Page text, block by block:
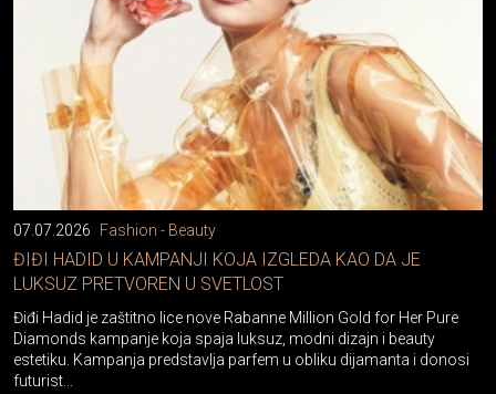
07.07.2026 Fashion - Beauty
ĐIĐI HADID U KAMPANJI KOJA IZGLEDA KAO DA JE
LUKSUZ PRETVOREN U SVETLOST
Điđi Hadid je zaštitno lice nove Rabanne Million Gold for Her Pure
Diamonds kampanje koja spaja luksuz, modni dizajn i beauty
estetiku. Kampanja predstavlja parfem u obliku dijamanta i donosi
futurist...